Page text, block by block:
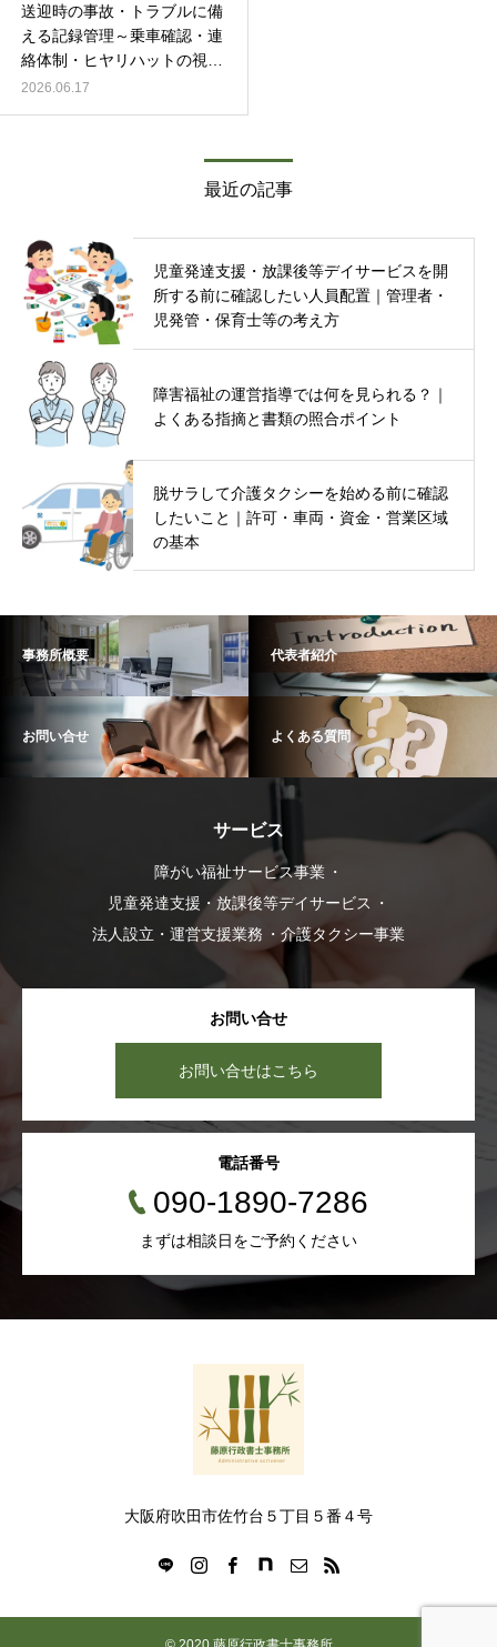
送迎時の事故・トラブルに備
える記録管理～乗車確認・連
絡体制・ヒヤリハットの視点
～
2026.06.17
最近の記事
児童発達支援・放課後等デイサービスを開
所する前に確認したい人員配置｜管理者・
児発管・保育士等の考え方
障害福祉の運営指導では何を見られる？｜
よくある指摘と書類の照合ポイント
脱サラして介護タクシーを始める前に確認
したいこと｜許可・車両・資金・営業区域
の基本
事務所概要 代表者紹介
お問い合せ よくある質問
サービス
障がい福祉サービス事業
児童発達支援・放課後等デイサービス
法人設立・運営支援業務
介護タクシー事業
お問い合せ
お問い合せはこちら
電話番号
090-1890-7286
まずは相談日をご予約ください
大阪府吹田市佐竹台５丁目５番４号